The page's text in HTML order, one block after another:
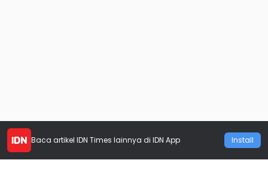
Baca artikel IDN Times lainnya di IDN App Install